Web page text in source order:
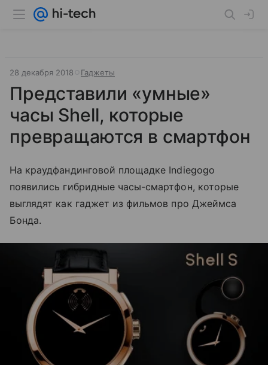
28 декабря 2018 Гаджеты
Представили «умные»
часы Shell, которые
превращаются в смартфон
На краудфандинговой площадке Indiegogo
появились гибридные часы-смартфон, которые
выглядят как гаджет из фильмов про Джеймса
Бонда.